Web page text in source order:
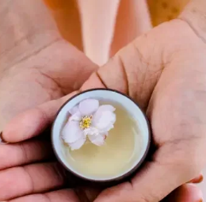
Fragen, die beantwortet